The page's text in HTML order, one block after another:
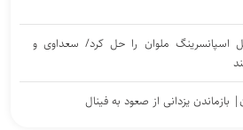
اسپانسرینگ ملوان را حل کرد/ سعداوی و
یزدانی از صعود به فینال